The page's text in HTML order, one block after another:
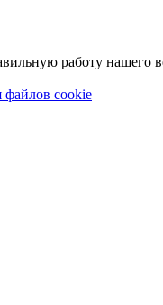
работу нашего
файлов cookie